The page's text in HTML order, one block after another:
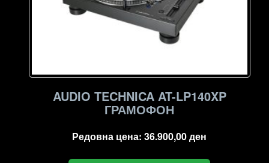
AUDIO TECHNICA AT-LP140XP
ГРАМОФОН
Редовна цена:36.900,00ден